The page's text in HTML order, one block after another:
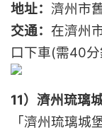
地址： 濟州市
交通： 在濟州
口下車(需40分
11）濟州琉璃
「濟州琉璃城